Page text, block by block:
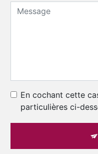
En cochant cette
particulières ci-